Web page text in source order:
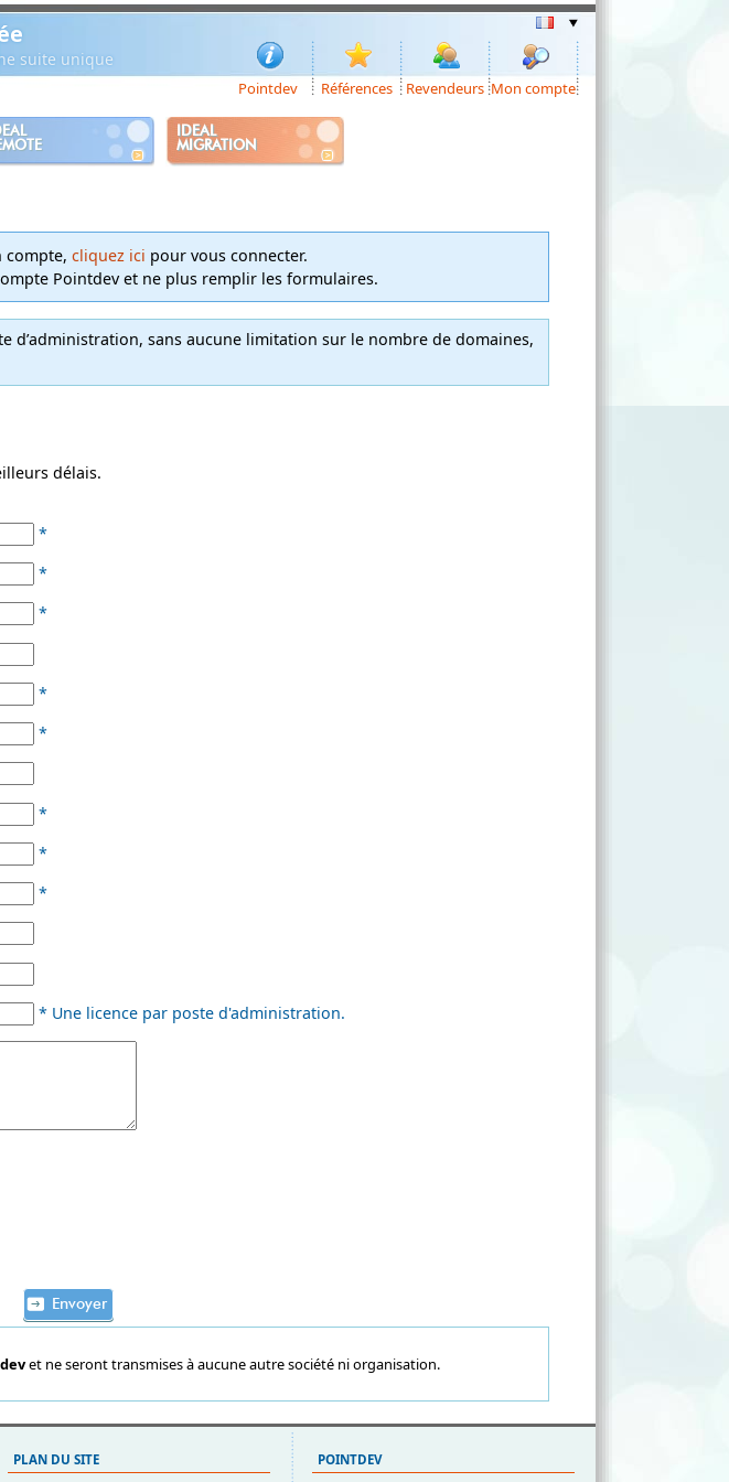
suite unique
Pointdev Références Revendeurs Mon compte
IDEAL
MIGRATION
compte, cliquez ici pour vous connecter.
Pointdev et ne plus remplir les formulaires.
d’administration, sans aucune limitation sur le nombre de domaines,
délais.
*
*
*
*
*
*
*
*
* Une licence par poste d'administration.
et ne seront transmises à aucune autre société ni organisation.
PLAN DU SITE POINTDEV